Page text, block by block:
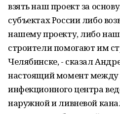
взять наш проект за
субъектах России либо
нашему проекту, либо
строители помогают им
Челябинске, - сказал
настоящий момент между
инфекционного центра
наружной и ливневой